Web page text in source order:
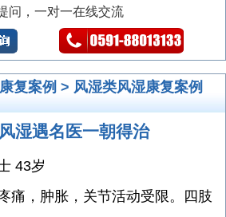
问，一对一在线交流
康复案例 > 风湿类风湿康复案例
湿遇名医一朝得治
43岁
痛，肿胀，关节活动受限。四肢